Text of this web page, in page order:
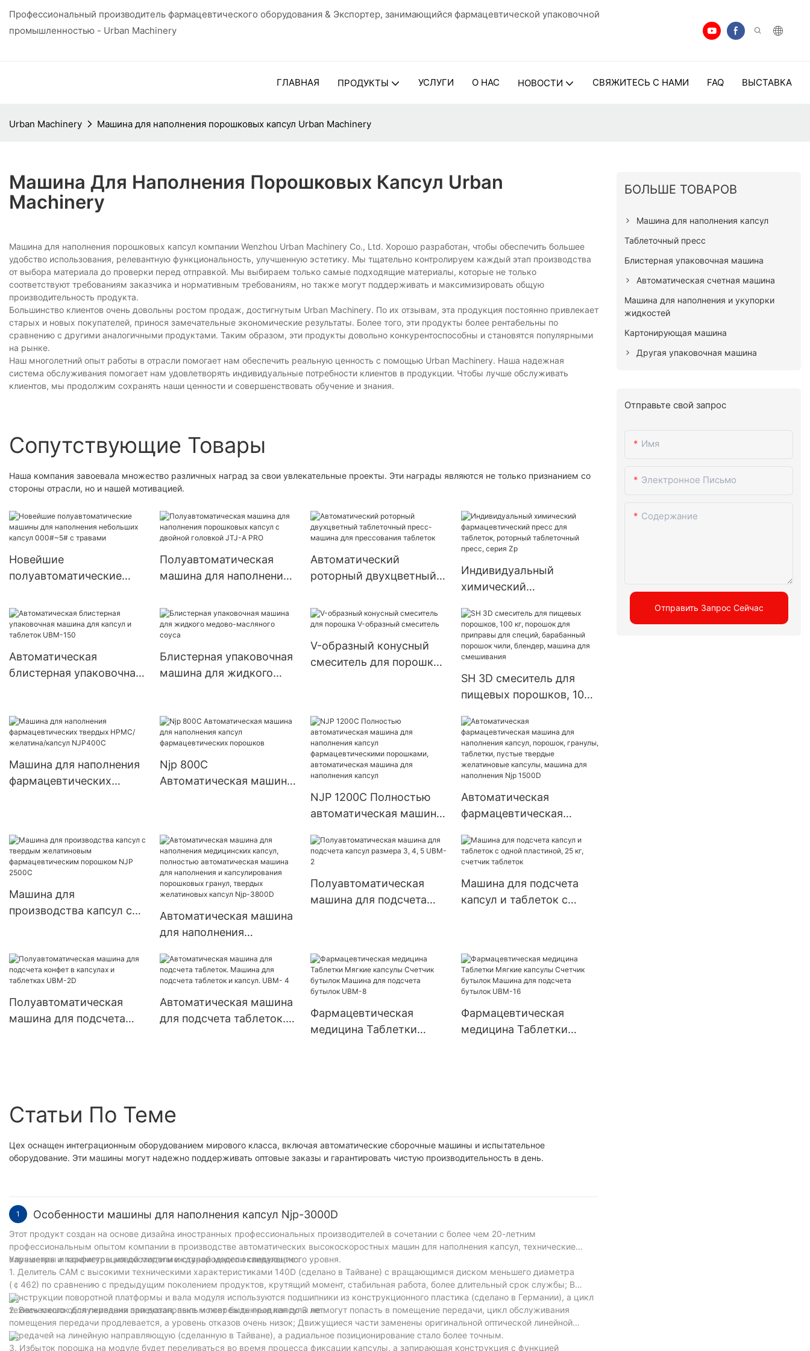
Профессиональный производитель фармацевтического оборудования & Экспортер, занимающийся фармацевтической упаковочной
промышленностью - Urban Machinery
ГЛАВНАЯ ПРОДУКТЫ УСЛУГИ О НАС НОВОСТИ СВЯЖИТЕСЬ С НАМИ FAQ ВЫСТАВКА
Urban Machinery Машина для наполнения порошковых капсул Urban Machinery
Машина Для Наполнения Порошковых Капсул Urban
Machinery
Машина для наполнения порошковых капсул компании Wenzhou Urban Machinery Co., Ltd. Хорошо разработан, чтобы обеспечить большее
удобство использования, релевантную функциональность, улучшенную эстетику. Мы тщательно контролируем каждый этап производства
от выбора материала до проверки перед отправкой. Мы выбираем только самые подходящие материалы, которые не только
соответствуют требованиям заказчика и нормативным требованиям, но также могут поддерживать и максимизировать общую
производительность продукта.
Большинство клиентов очень довольны ростом продаж, достигнутым Urban Machinery. По их отзывам, эта продукция постоянно привлекает
старых и новых покупателей, принося замечательные экономические результаты. Более того, эти продукты более рентабельны по
сравнению с другими аналогичными продуктами. Таким образом, эти продукты довольно конкурентоспособны и становятся популярными
на рынке.
Наш многолетний опыт работы в отрасли помогает нам обеспечить реальную ценность с помощью Urban Machinery. Наша надежная
система обслуживания помогает нам удовлетворять индивидуальные потребности клиентов в продукции. Чтобы лучше обслуживать
клиентов, мы продолжим сохранять наши ценности и совершенствовать обучение и знания.
Сопутствующие Товары
Наша компания завоевала множество различных наград за свои увлекательные проекты. Эти награды являются не только признанием со
стороны отрасли, но и нашей мотивацией.
Новейшие
полуавтоматические
небольших капсул
000#~5# с травами
Полуавтоматическая
машина для наполнения
двойной головкой JTJ-A
PRO
Автоматический
роторный двухцветный
машина для прессования
таблеток
Индивидуальный
химический
для таблеток, роторный
таблеточный пресс,
серия Zp
Автоматическая
блистерная упаковочная
Блистерная упаковочная
машина для жидкого
V-образный конусный
смеситель для порошка
SH 3D смеситель для
пищевых порошков, 100
приправы для специй,
барабанный порошок
чили, блендер, машина
для смешивания
Машина для наполнения
фармацевтических
Njp 800C
Автоматическая машина
NJP 1200C Полностью
автоматическая машина
фармацевтическими
порошками,
автоматическая машина
для наполнения капсул
Автоматическая
фармацевтическая
капсул, порошок,
гранулы, таблетки,
пустые твердые
желатиновые капсулы,
Машина для
производства капсул с
порошком NJP 2500C
Автоматическая машина
для наполнения
полностью
автоматическая машина
для наполнения и
капсулирования
Полуавтоматическая
машина для подсчета
Машина для подсчета
капсул и таблеток с
Полуавтоматическая
машина для подсчета
Автоматическая машина
для подсчета таблеток.
Фармацевтическая
медицина Таблетки
Фармацевтическая
медицина Таблетки
Статьи По Теме
Цех оснащен интеграционным оборудованием мирового класса, включая автоматические сборочные машины и испытательное
оборудование. Эти машины могут надежно поддерживать оптовые заказы и гарантировать чистую производительность в день.
1 Особенности машины для наполнения капсул Njp-3000D
Этот продукт создан на основе дизайна иностранных профессиональных производителей в сочетании с более чем 20-летним
профессиональным опытом компании в производстве автоматических высокоскоростных машин для наполнения капсул, технические
параметры и конфигурация достигли международного эквивалентного уровня.
Улучшения и параметры новой модели и старой модели следующие::
1. Делитель CAM с высокими техническими характеристиками 140D (сделано в Тайване) с вращающимся диском меньшего диаметра
(￠462) по сравнению с предыдущим поколением продуктов, крутящий момент, стабильная работа, более длительный срок службы; В
конструкции поворотной платформы и вала модуля используются подшипники из конструкционного пластика (сделано в Германии), а цикл
технического обслуживания при дозаправке может быть продлен до 3 лет.
2. Весь мешок для передачи запечатан, пыль и поврежденные капсулы не могут попасть в помещение передачи, цикл обслуживания
помещения передачи продлевается, а уровень отказов очень низок; Движущиеся части заменены оригинальной оптической линейной
передачей на линейную направляющую (сделанную в Тайване), а радиальное позиционирование стало более точным.
3. Избыток порошка на модуле будет переливаться во время процесса фиксации капсулы, а запирающая конструкция с функцией
БОЛЬШЕ ТОВАРОВ
Машина для наполнения капсул
Таблеточный пресс
Блистерная упаковочная машина
Автоматическая счетная машина
Машина для наполнения и укупорки
жидкостей
Картонирующая машина
Другая упаковочная машина
Отправьте свой запрос
Имя
Электронное Письмо
Содержание
Отправить Запрос Сейчас